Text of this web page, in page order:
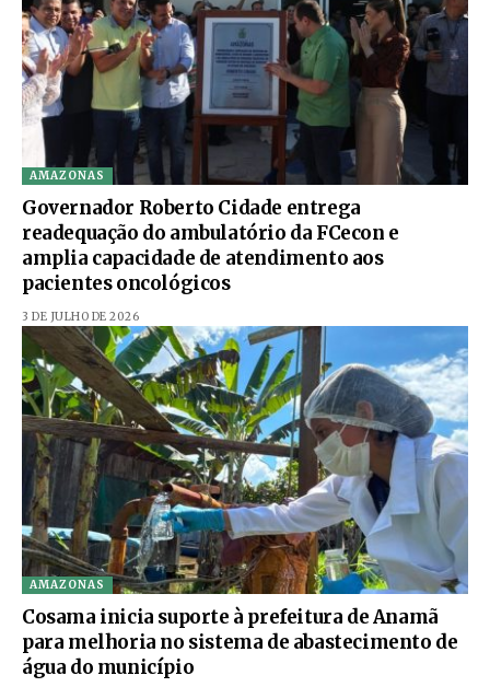
AMAZONAS
Governador Roberto Cidade entrega
readequação do ambulatório da FCecon e
amplia capacidade de atendimento aos
pacientes oncológicos
3 DE JULHO DE 2026
AMAZONAS
Cosama inicia suporte à prefeitura de Anamã
para melhoria no sistema de abastecimento de
água do município